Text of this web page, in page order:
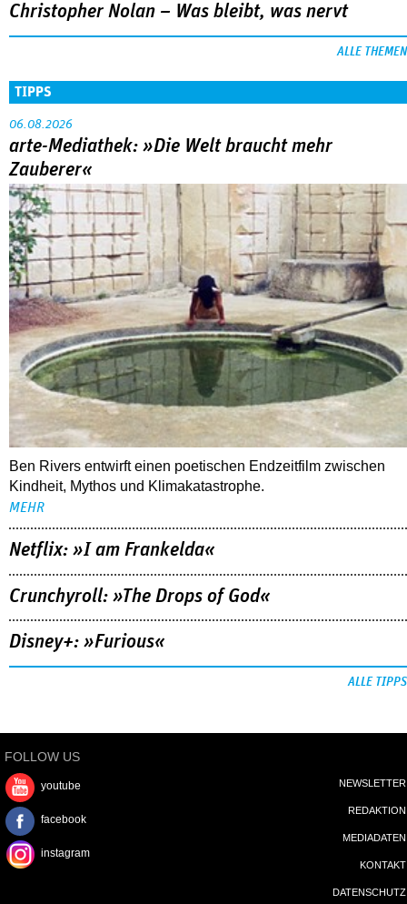
Christopher Nolan – Was bleibt, was nervt
ALLE THEMEN
TIPPS
06.08.2026
arte-Mediathek: »Die Welt braucht mehr
Zauberer«
Ben Rivers entwirft einen poetischen Endzeitfilm zwischen
Kindheit, Mythos und Klimakatastrophe.
MEHR
Netflix: »I am Frankelda«
Crunchyroll: »The Drops of God«
Disney+: »Furious«
ALLE TIPPS
FOLLOW US
youtube
facebook
instagram
NEWSLETTER
REDAKTION
MEDIADATEN
KONTAKT
DATENSCHUTZ